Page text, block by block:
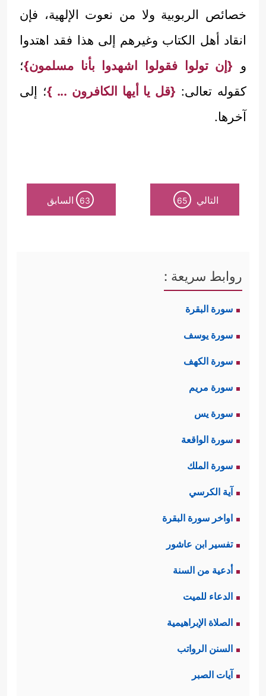
خصائص الربوبية ولا من نعوت الإلهية، فإن
انقاد أهل الكتاب وغيرهم إلى هذا فقد اهتدوا
و {إن تولوا فقولوا اشهدوا بأنا مسلمون}؛
كقوله تعالى: {قل يا أيها الكافرون ... }؛ إلى
آخرها.
التالي 65
63 السابق
روابط سريعة :
سورة البقرة
سورة يوسف
سورة الكهف
سورة مريم
سورة يس
سورة الواقعة
سورة الملك
آية الكرسي
اواخر سورة البقرة
تفسير ابن عاشور
أدعية من السنة
الدعاء للميت
الصلاة الإبراهيمية
السنن الرواتب
آيات الصبر